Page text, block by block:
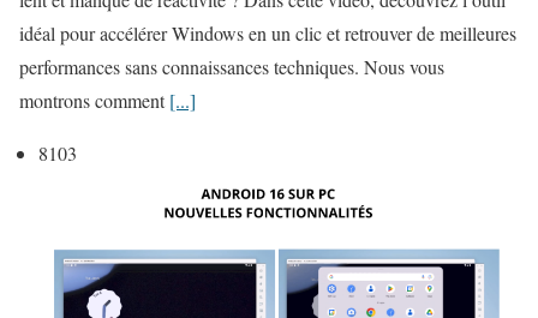
c
c
é
e
z
idéal pour accélérer Windows en un clic et retrouver de meilleures
performances sans connaissances techniques. Nous vous
montrons comment[...]
8103